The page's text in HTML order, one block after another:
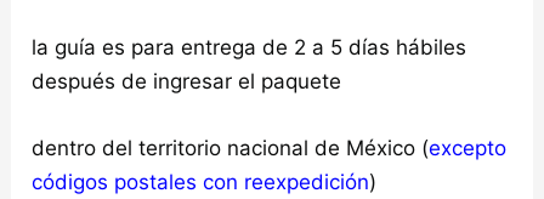
la guía es para entrega de 2 a 5 días hábiles
después de ingresar el paquete
dentro del territorio nacional de México (excepto
códigos postales con reexpedición)